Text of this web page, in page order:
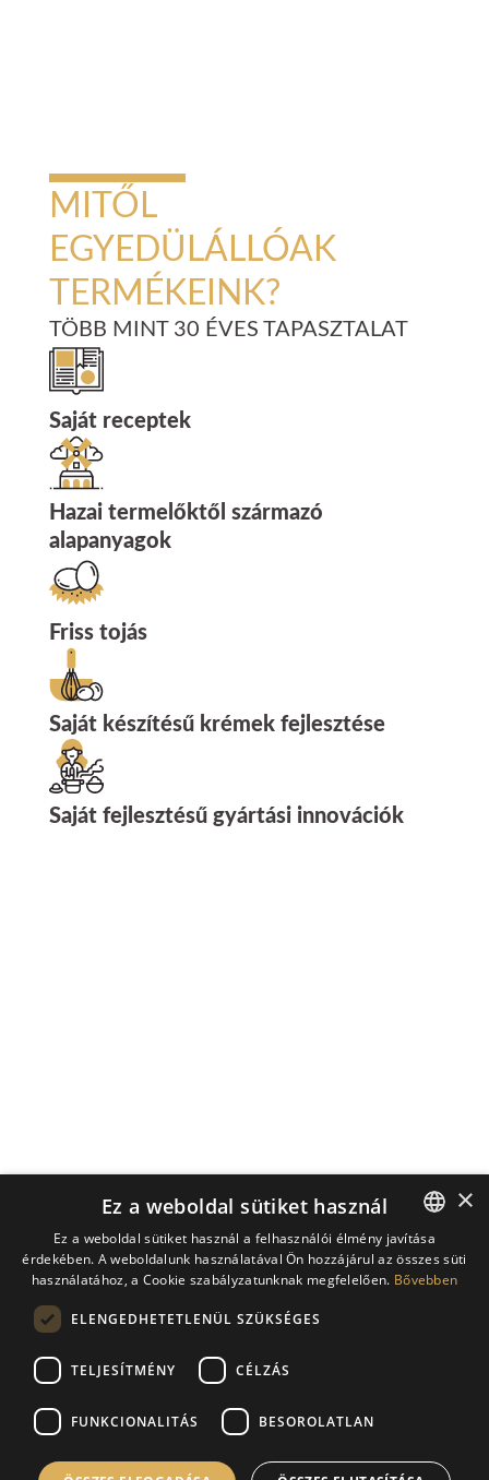
MITŐL
EGYEDÜLÁLLÓAK
TERMÉKEINK?
TÖBB MINT 30 ÉVES TAPASZTALAT
Saját receptek
Hazai termelőktől származó
alapanyagok
Friss tojás
Saját készítésű krémek fejlesztése
Saját fejlesztésű gyártási innovációk
HUNGARIAN
×
Ez a weboldal sütiket használ
Ez a weboldal sütiket használ a felhasználói élmény javítása
érdekében. A weboldalunk használatával Ön hozzájárul az összes süti
használatához, a Cookie szabályzatunknak megfelelően. Bővebben
ELENGEDHETETLENÜL SZÜKSÉGES
TELJESÍTMÉNY CÉLZÁS
FUNKCIONALITÁS BESOROLATLAN